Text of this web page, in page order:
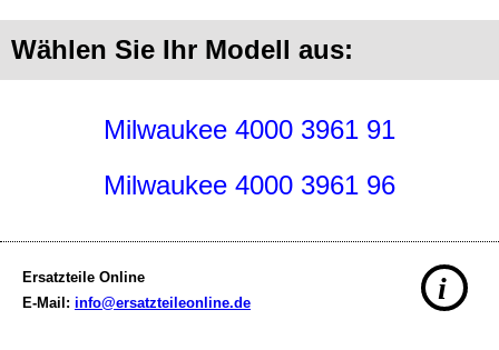
Wählen Sie Ihr Modell aus:
Milwaukee 4000 3961 91
Milwaukee 4000 3961 96
Ersatzteile Online
E-Mail: info@ersatzteileonline.de i